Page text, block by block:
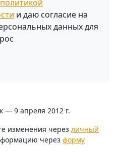
политикой
и даю согласие на
данных для
— 9 апреля 2012 г.
изменения через личный
через форму